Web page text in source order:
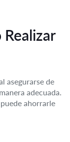
asegurarse de
adecuada.
ahorrarle